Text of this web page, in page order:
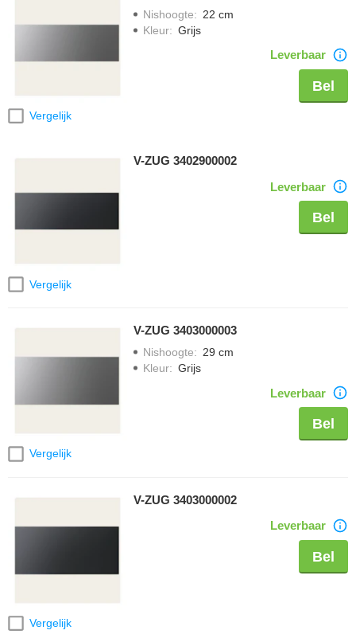
Vergelijk
Nishoogte: 22 cm
Kleur: Grijs
Leverbaar
Bel
Vergelijk
V-ZUG 3402900002
Leverbaar
Bel
Vergelijk
V-ZUG 3403000003
Nishoogte: 29 cm
Kleur: Grijs
Leverbaar
Bel
Vergelijk
V-ZUG 3403000002
Leverbaar
Bel